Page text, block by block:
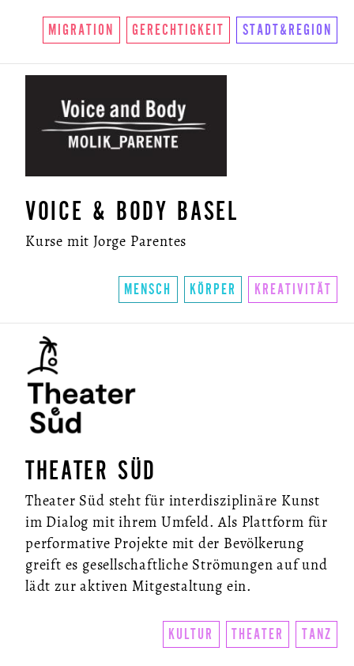
MIGRATION GERECHTIGKEIT STADT&REGION
VOICE & BODY BASEL
Kurse mit Jorge Parentes
MENSCH KÖRPER KREATIVITÄT
THEATER SÜD
Theater Süd steht für interdisziplinäre Kunst
im Dialog mit ihrem Umfeld. Als Plattform für
performative Projekte mit der Bevölkerung
greift es gesellschaftliche Strömungen auf und
lädt zur aktiven Mitgestaltung ein.
KULTUR THEATER TANZ